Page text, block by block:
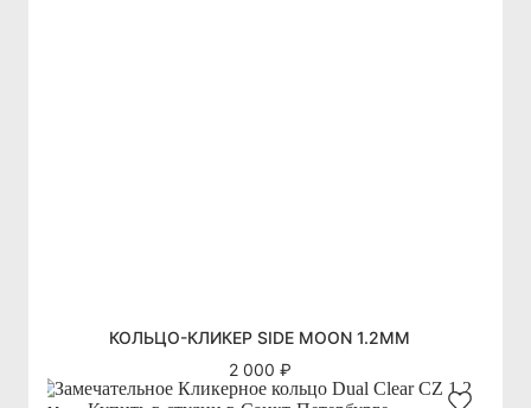
КОЛЬЦО-КЛИКЕР SIDE MOON 1.2ММ
2 000 ₽